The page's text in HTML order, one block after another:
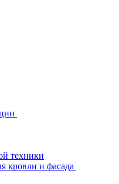
техники
кровли и фасада